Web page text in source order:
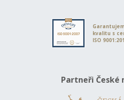
kvalitu s
ISO
Partneři České